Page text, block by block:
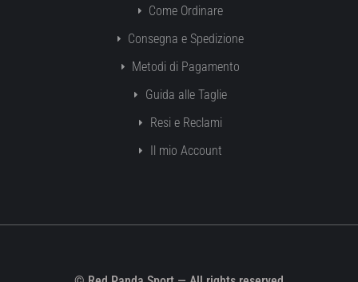
Come Ordinare
Consegna e Spedizione
Metodi di Pagamento
Guida alle Taglie
Resi e Reclami
Il mio Account